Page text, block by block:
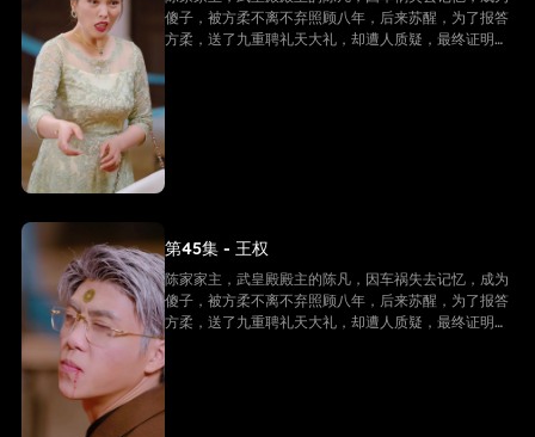
傻子，被方柔不离不弃照顾八年，后来苏醒，为了报答
方柔，送了九重聘礼天大礼，却遭人质疑，最终证明他
终成眷属。
第45集 - 王权
陈家家主，武皇殿殿主的陈凡，因车祸失去记忆，成为
傻子，被方柔不离不弃照顾八年，后来苏醒，为了报答
方柔，送了九重聘礼天大礼，却遭人质疑，最终证明他
是陈家家主，并且还是武皇殿武皇，最终跟方柔有情人
终成眷属。